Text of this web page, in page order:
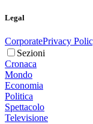
Legal
CorporatePrivacy
Sezioni
Cronaca
Mondo
Economia
Politica
Spettacolo
Televisione